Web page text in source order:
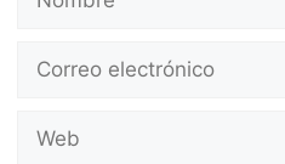
Correo
Web